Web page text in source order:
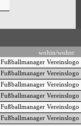
wohin/woher